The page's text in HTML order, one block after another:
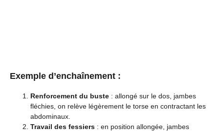
Exemple d’enchaînement :
Renforcement du buste : allongé sur le dos, jambes
fléchies, on relève légèrement le torse en contractant les
abdominaux.
Travail des fessiers : en position allongée, jambes